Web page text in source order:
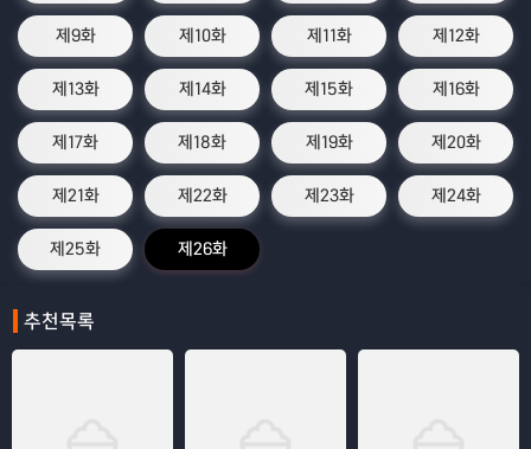
제9화 제10화 제11화 제12화
제13화 제14화 제15화 제16화
제17화 제18화 제19화 제20화
제21화 제22화 제23화 제24화
제25화 제26화
추천목록